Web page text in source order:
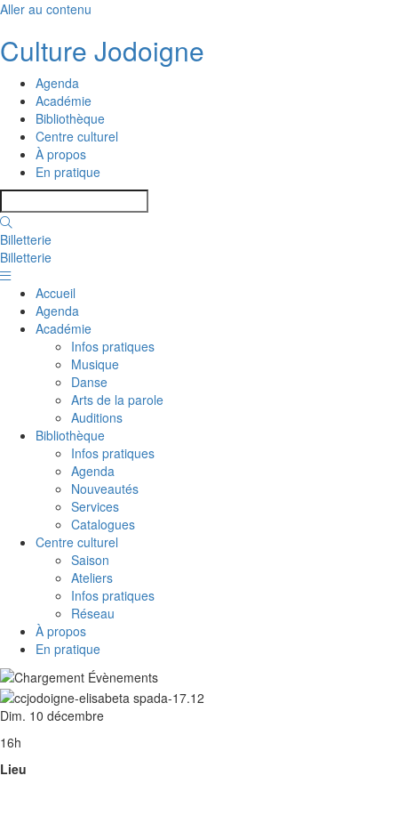
Aller au contenu
Culture Jodoigne
Agenda
Académie
Bibliothèque
Centre culturel
À propos
En pratique
Billetterie
Billetterie
Accueil
Agenda
Académie
Infos pratiques
Musique
Danse
Arts de la parole
Auditions
Bibliothèque
Infos pratiques
Agenda
Nouveautés
Services
Catalogues
Centre culturel
Saison
Ateliers
Infos pratiques
Réseau
À propos
En pratique
Dim. 10 décembre
16h
Lieu